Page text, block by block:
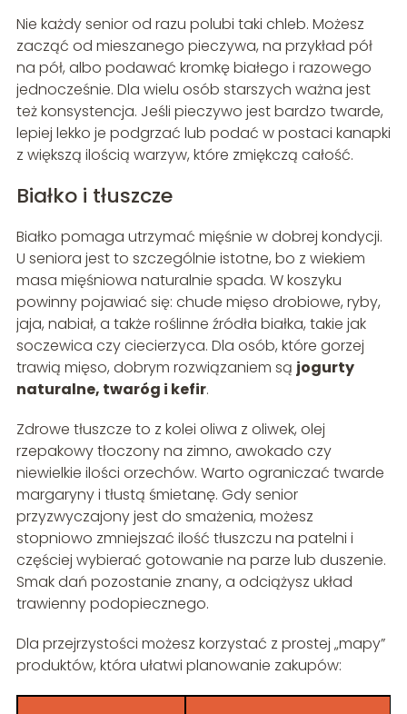
Nie każdy senior od razu polubi taki chleb. Możesz
zacząć od mieszanego pieczywa, na przykład pół
na pół, albo podawać kromkę białego i razowego
jednocześnie. Dla wielu osób starszych ważna jest
też konsystencja. Jeśli pieczywo jest bardzo twarde,
lepiej lekko je podgrzać lub podać w postaci kanapki
z większą ilością warzyw, które zmiękczą całość.
Białko i tłuszcze
Białko pomaga utrzymać mięśnie w dobrej kondycji.
U seniora jest to szczególnie istotne, bo z wiekiem
masa mięśniowa naturalnie spada. W koszyku
powinny pojawiać się: chude mięso drobiowe, ryby,
jaja, nabiał, a także roślinne źródła białka, takie jak
soczewica czy ciecierzyca. Dla osób, które gorzej
trawią mięso, dobrym rozwiązaniem są jogurty
naturalne, twaróg i kefir.
Zdrowe tłuszcze to z kolei oliwa z oliwek, olej
rzepakowy tłoczony na zimno, awokado czy
niewielkie ilości orzechów. Warto ograniczać twarde
margaryny i tłustą śmietanę. Gdy senior
przyzwyczajony jest do smażenia, możesz
stopniowo zmniejszać ilość tłuszczu na patelni i
częściej wybierać gotowanie na parze lub duszenie.
Smak dań pozostanie znany, a odciążysz układ
trawienny podopiecznego.
Dla przejrzystości możesz korzystać z prostej „mapy”
produktów, która ułatwi planowanie zakupów: